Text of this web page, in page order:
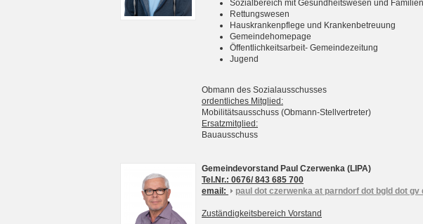
Sozialbereich mit Gesundheitswesen und
Rettungswesen
Hauskrankenpflege und Krankenbetreuung
Gemeindehomepage
Öffentlichkeitsarbeit- Gemeindezeitung
Jugend
Obmann des Sozialausschusses
ordentliches Mitglied:
Mobilitätsausschuss (Obmann-Stellvertreter)
Ersatzmitglied:
Bauausschuss
Gemeindevorstand Paul Czerwenka (LIPA)
Tel.Nr.: 0676/ 843 685 700
email:
paul dot czerwenka at parndorf dot bgld dot gv
Zuständigkeitsbereich Vorstand